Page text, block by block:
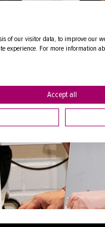
of our visitor data, to improve our
experience. For more information
Accept all